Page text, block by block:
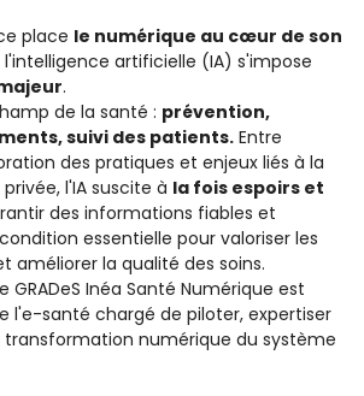
place le numérique au cœur de son
l'intelligence artificielle (IA) s'impose
.
de la santé : prévention,
suivi des patients. Entre
des pratiques et enjeux liés à la
l'IA suscite à la fois espoirs et
des informations fiables et
essentielle pour valoriser les
améliorer la qualité des soins.
GRADeS Inéa Santé Numérique est
l'e-santé chargé de piloter, expertiser
numérique du système